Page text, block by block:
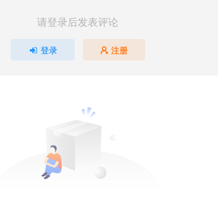
请登录后发表评论
登录 注册